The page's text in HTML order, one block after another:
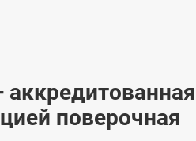
поверочная